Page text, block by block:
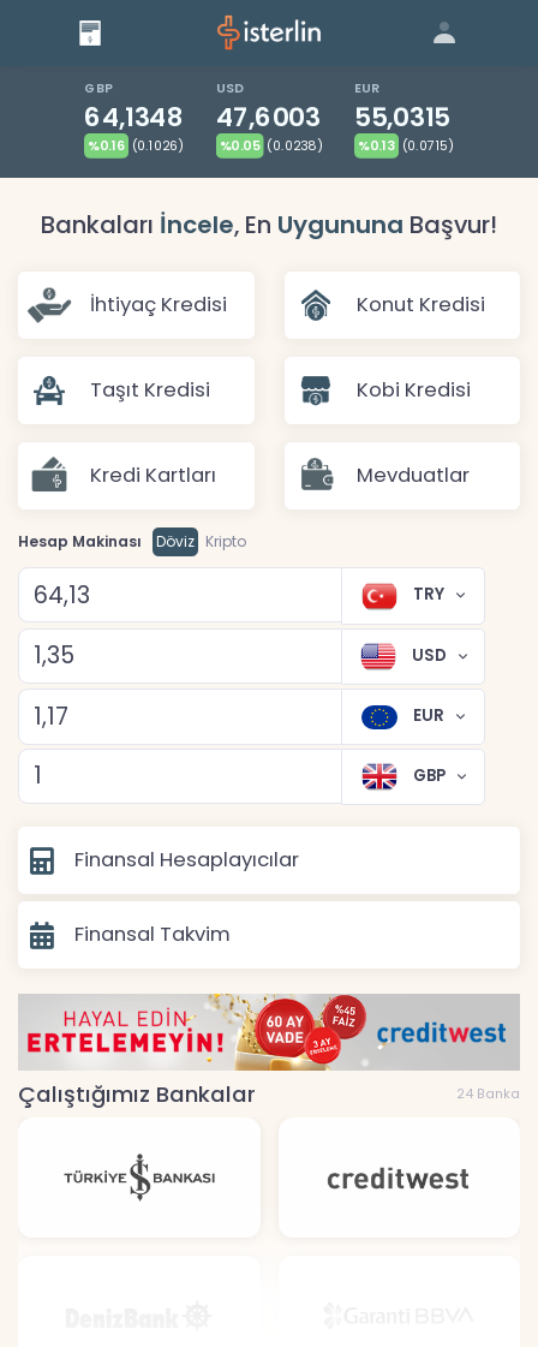
| Blog | Giriş
GBP
64,1348
%0.16 (0.1026)
USD
47,6003
%0.05 (0.0238)
EUR
55,0315
%0.13 (0.0715)
Bankaları İncele, En Uygununa Başvur!
İhtiyaç Kredisi Konut Kredisi
Taşıt Kredisi Kobi Kredisi
Kredi Kartları Mevduatlar
Hesap Makinası Döviz Kripto
TRY
USD
EUR
GBP
Finansal Hesaplayıcılar
Finansal Takvim
Çalıştığımız Bankalar 24 Banka